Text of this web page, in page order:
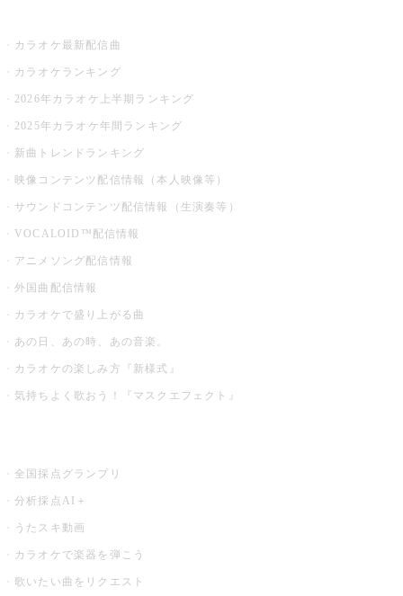
カラオケ最新配信曲
カラオケランキング
2026年カラオケ上半期ランキング
2025年カラオケ年間ランキング
新曲トレンドランキング
映像コンテンツ配信情報（本人映像等）
サウンドコンテンツ配信情報（生演奏等）
VOCALOID™配信情報
アニメソング配信情報
外国曲配信情報
カラオケで盛り上がる曲
あの日、あの時、あの音楽。
カラオケの楽しみ方『新様式』
気持ちよく歌おう！『マスクエフェクト』
全国採点グランプリ
分析採点AI＋
うたスキ動画
カラオケで楽器を弾こう
歌いたい曲をリクエスト